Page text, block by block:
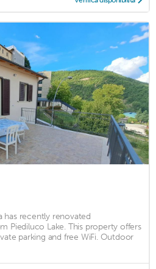
has recently renovated
Piediluco Lake. This property offers
parking and free WiFi. Outdoor